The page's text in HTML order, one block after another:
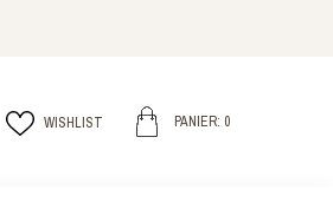
WISHLIST PANIER: 0